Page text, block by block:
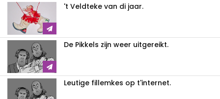
't Veldteke van di jaar.
De Pikkels zijn weer uitgereikt.
Leutige fillemkes op t'internet.